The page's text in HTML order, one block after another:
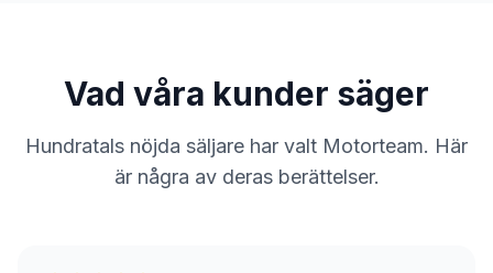
Vad våra kunder säger
Hundratals nöjda säljare har valt Motorteam. Här
är några av deras berättelser.